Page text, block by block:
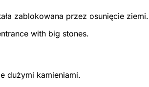
zablokowana przez osunięcie ziemi.
with big stones.
dużymi kamieniami.